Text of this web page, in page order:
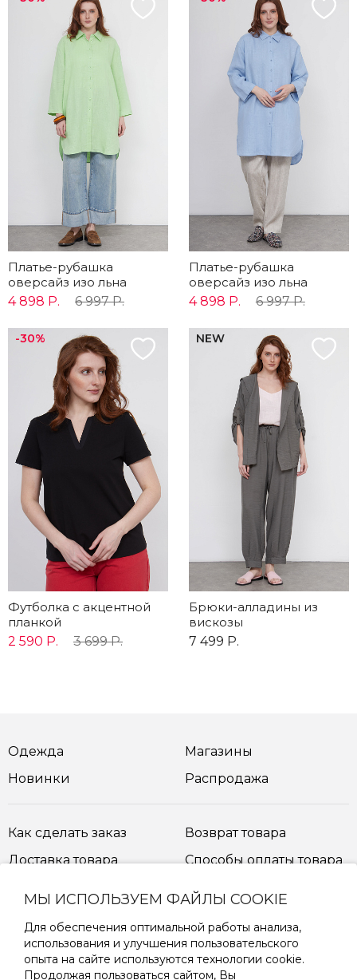
Платье-рубашка
оверсайз изо льна
4 898 Р.
6 997 Р.
Платье-рубашка
оверсайз изо льна
4 898 Р.
6 997 Р.
-30%
Футболка с акцентной
планкой
2 590 Р.
3 699 Р.
NEW
Брюки-алладины из
вискозы
7 499 Р.
Одежда
Новинки
Магазины
Распродажа
Как сделать заказ
Доставка товара
Возврат товара
Способы оплаты товара
ПОДПИШИТЕСЬ НА РАССЫЛКУ
МЫ ИСПОЛЬЗУЕМ ФАЙЛЫ COOKIE
Для обеспечения оптимальной работы анализа,
использования и улучшения пользовательского
опыта на сайте используются технологии cookie.
Продолжая пользоваться сайтом, Вы